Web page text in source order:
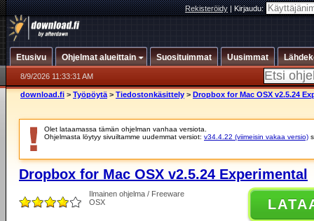
Rekisteröidy|Kirjaudu:
Etusivu Ohjelmat alueittain Suosituimmat Uusimmat
8/9/2026 11:33:31 AM
download.fi > Työpöytä > Tiedostonkäsittely > Dropbox for Mac OSX v2.5.24
Olet lataamassa tämän ohjelman vanhaa versiota.
Ohjelmasta löytyy sivuiltamme uudemmat versiot: v34.4.22 (viimeisin vakaa versio)
Dropbox for Mac OSX v2.5.24 Experimental
Ilmainen ohjelma / Freeware
OSX